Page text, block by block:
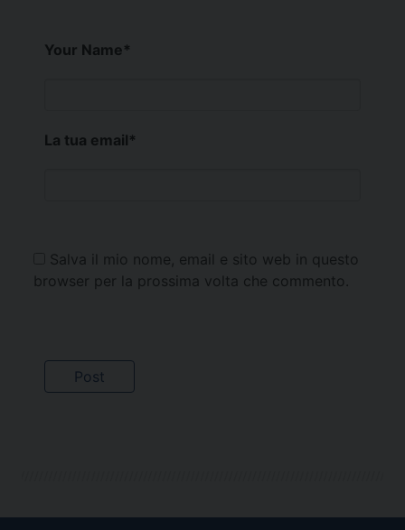
Your Name*
La tua email*
Salva il mio nome, email e sito web in questo
browser per la prossima volta che commento.